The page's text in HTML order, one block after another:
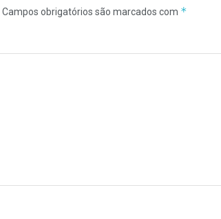
Campos obrigatórios são marcados com *